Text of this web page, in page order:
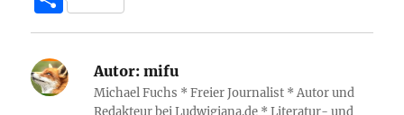
e
o
te
p n a
g
ei
le
n
Autor: mifu
Michael Fuchs * Freier Journalist * Autor und
Redakteur bei Ludwigiana.de * Literatur- und